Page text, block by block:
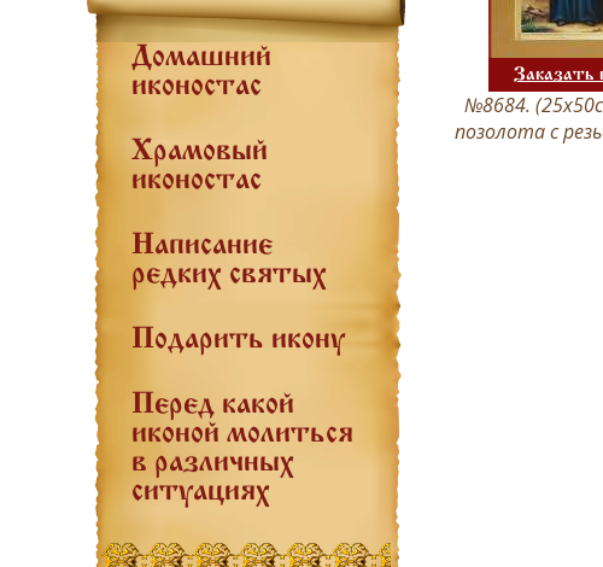
Домашний
иконостас
Храмовый
иконостас
Написание
редких святых
Подарить икону
Перед какой
иконой молиться
в различных
ситуациях
Заказать
№8684.
позолота с